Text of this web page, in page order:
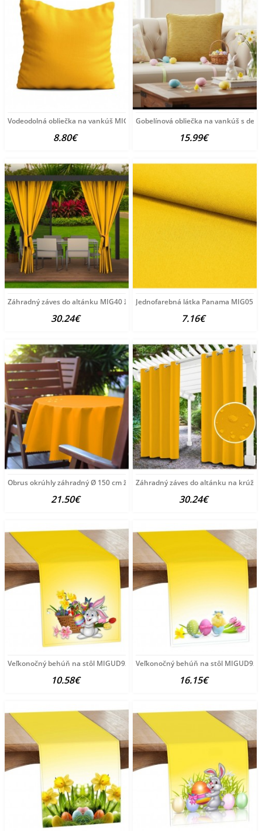
Vodeodolná obliečka na vankúš MIG40 žltá Žltá 40x40
8.80€
Gobelínová obliečka na vankúš s
15.99€
Záhradný záves do altánku MIG40 žltý Žltá 155x220
30.24€
Jednofarebná látka Panama MIG05
7.16€
Obrus okrúhly záhradný Ø 150 cm žltý Žltá Ø 150
21.50€
Záhradný záves do altánku na
30.24€
Veľkonočný behúň na stôl MIGUD926 Žltá 40x140 cm
10.58€
Veľkonočný behúň na stôl
16.15€